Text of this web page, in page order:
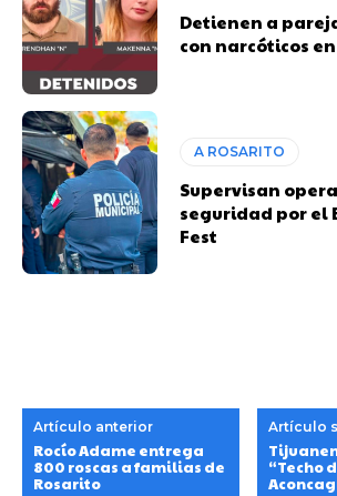
Detienen a
con narcóticos
A ROSARITO
Supervisan
seguridad por el
Fest
Artículo anterior
Rocío Adame entrega
800 roscas a familias de
Rosarito
Artículo
“Techo